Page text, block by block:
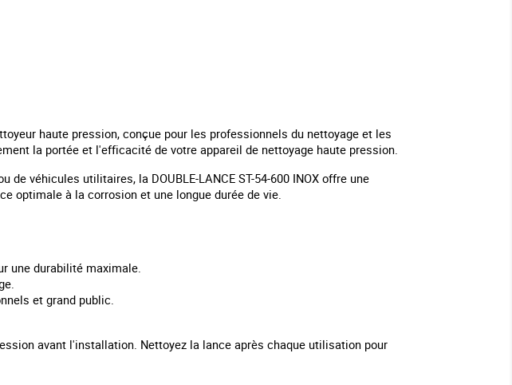
haute pression, conçue pour les professionnels du nettoyage et les
la portée et l'efficacité de votre appareil de nettoyage haute pression.
véhicules utilitaires, la DOUBLE-LANCE ST-54-600 INOX offre une
optimale à la corrosion et une longue durée de vie.
une durabilité maximale.
et grand public.
avant l'installation. Nettoyez la lance après chaque utilisation pour